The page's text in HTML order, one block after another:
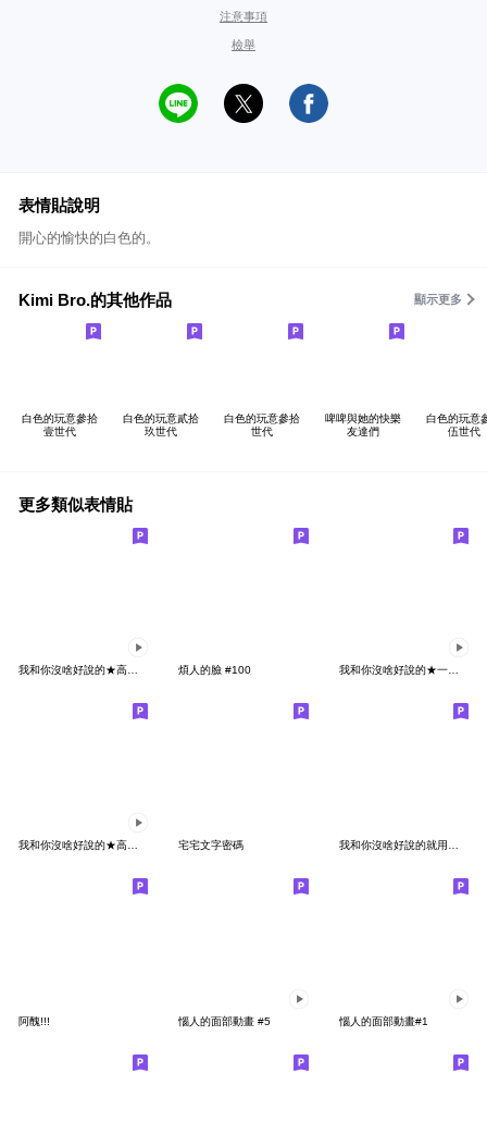
注意事項
檢舉
表情貼說明
開心的愉快的白色的。
Kimi Bro.的其他作品 顯示更多
白色的玩意參拾
壹世代
白色的玩意貳拾
玖世代
白色的玩意參拾
世代
啤啤與她的快樂
友達們
白色的玩意
伍世代
更多類似表情貼
煩人的臉 #100 我和你沒啥好說的★一切都是基本的不用我教
我和你沒啥好說的★高速動態ver.社畜一行人 宅宅文字密碼 我和你沒啥好說的就用表情貼來表達吧！5
阿醜!!! 惱人的面部動畫 #5 惱人的面部動畫#1